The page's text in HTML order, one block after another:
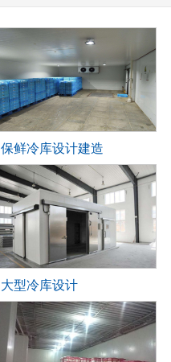
保鲜冷库设计建造
大型冷库设计